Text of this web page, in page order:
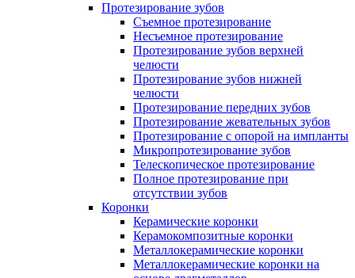
Протезирование зубов
Съемное протезирование
Несъемное протезирование
Протезирование зубов верхней
челюсти
Протезирование зубов нижней
челюсти
Протезирование передних зубов
Протезирование жевательных зубов
Протезирование с опорой на импланты
Микропротезирование зубов
Телескопическое протезирование
Полное протезирование при
отсутствии зубов
Коронки
Керамические коронки
Керамокомпозитные коронки
Металлокерамические коронки
Металлокерамические коронки на